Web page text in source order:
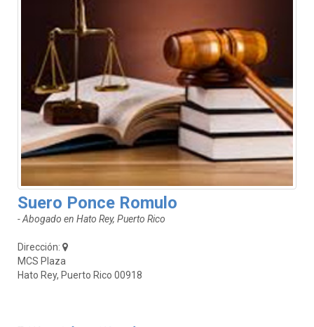
Suero Ponce Romulo
- Abogado en Hato Rey, Puerto Rico
Dirección:
MCS Plaza
Hato Rey, Puerto Rico 00918